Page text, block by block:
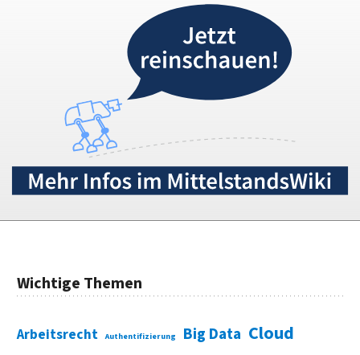
Wichtige Themen
Arbeitsrecht Authentifizierung Big Data Cloud